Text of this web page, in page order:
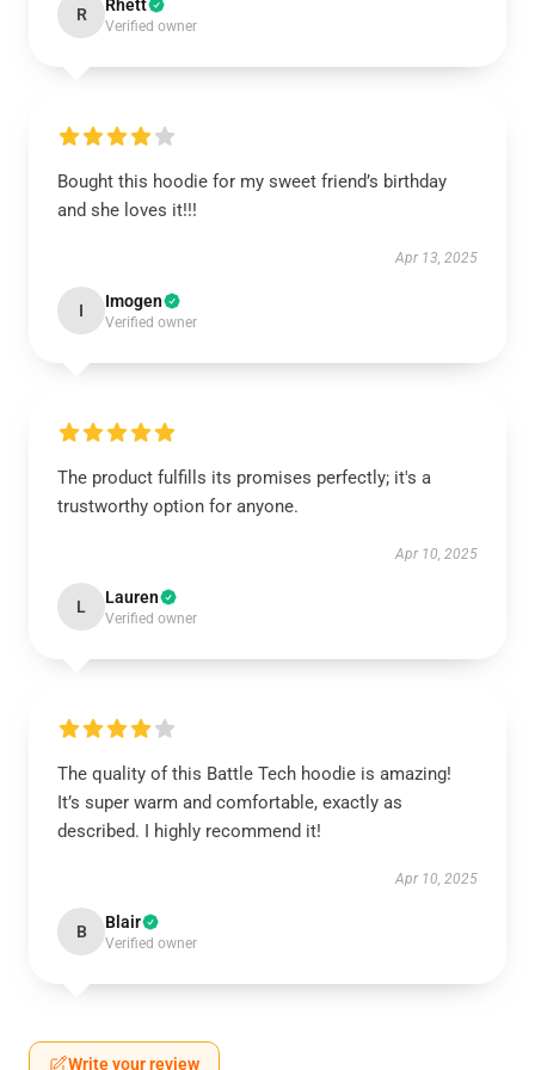
R Rhett
Verified owner
Bought this hoodie for my sweet friend’s birthday
and she loves it!!!
Apr 13, 2025
I Imogen
Verified owner
The product fulfills its promises perfectly; it's a
trustworthy option for anyone.
Apr 10, 2025
L Lauren
Verified owner
The quality of this Battle Tech hoodie is amazing!
It’s super warm and comfortable, exactly as
described. I highly recommend it!
Apr 10, 2025
B Blair
Verified owner
Write your review